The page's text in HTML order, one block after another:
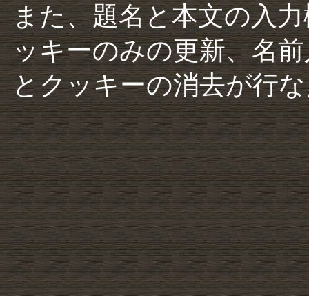
また、題名と本文の入
ッキーのみの更新、名
とクッキーの消去が行